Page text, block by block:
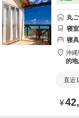
丸
寝室
寝具
沖
的地
直近
¥